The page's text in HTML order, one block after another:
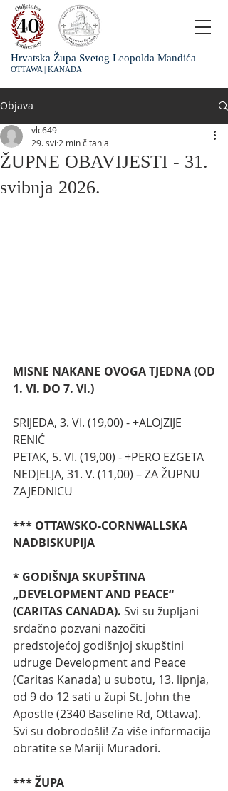
Hrvatska Župa Svetog Leopolda Mandića
OTTAWA | KANADA
Objava
ŽUPNE OBAVIJESTI - 31.
svibnja 2026.
vlc649
29. svi 2 min čitanja
MISNE NAKANE OVOGA TJEDNA (OD
1. VI. DO 7. VI.)
SRIJEDA, 3. VI. (19,00) - +ALOJZIJE
RENIĆ
PETAK, 5. VI. (19,00) - +PERO EZGETA
NEDJELJA, 31. V. (11,00) – ZA ŽUPNU
ZAJEDNICU
*** OTTAWSKO-CORNWALLSKA
NADBISKUPIJA
* GODIŠNJA SKUPŠTINA
„DEVELOPMENT AND PEACE“
(CARITAS CANADA). Svi su župljani
srdačno pozvani nazočiti
predstojećoj godišnjoj skupštini
udruge Development and Peace
(Caritas Kanada) u subotu, 13. lipnja,
od 9 do 12 sati u župi St. John the
Apostle (2340 Baseline Rd, Ottawa).
Svi su dobrodošli! Za više informacija
obratite se Mariji Muradori.
*** ŽUPA